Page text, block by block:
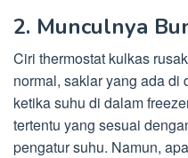
2. Munculnya
Ciri thermostat kulkas
normal, saklar yang ada di
ketika suhu di dalam
tertentu yang sesuai
pengatur suhu. Namun,